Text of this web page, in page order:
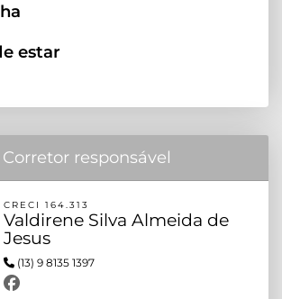
estar
Corretor responsável
CRECI 164.313
Valdirene Silva Almeida de
Jesus
(13) 9 8135 1397